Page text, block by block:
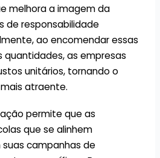
melhora a imagem da
de responsabilidade
ao encomendar essas
quantidades, as empresas
unitários, tornando o
atraente.
permite que as
que se alinhem
campanhas de